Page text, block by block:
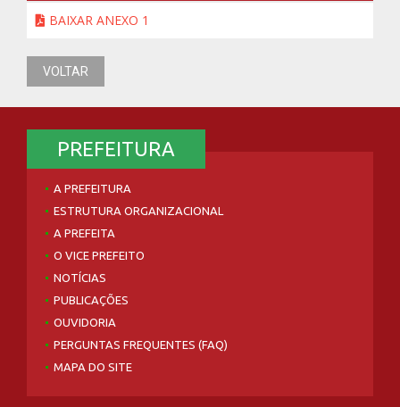
BAIXAR ANEXO 1
VOLTAR
PREFEITURA
A PREFEITURA
ESTRUTURA ORGANIZACIONAL
A PREFEITA
O VICE PREFEITO
NOTÍCIAS
PUBLICAÇÕES
OUVIDORIA
PERGUNTAS FREQUENTES (FAQ)
MAPA DO SITE